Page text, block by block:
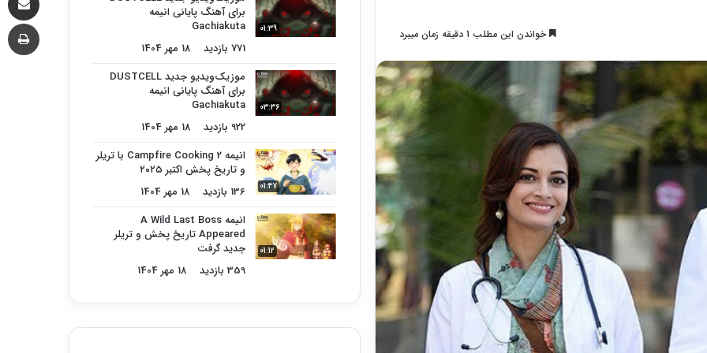
خواندن این مطلب 1 دقیقه زمان میبرد 01:39
برای آهنگ پایانی انیمه
Gachiakuta
771 بازدید
18 مهر 1404
03:36
موزیک‌ویدیو جدید DUSTCELL
برای آهنگ پایانی انیمه
Gachiakuta
922 بازدید
18 مهر 1404
01:47
انیمه Campfire Cooking 2 با تریلر
و تاریخ پخش اکتبر ۲۰۲۵
136 بازدید
18 مهر 1404
01:12
انیمه A Wild Last Boss
Appeared تاریخ پخش و تریلر
جدید گرفت
359 بازدید
18 مهر 1404